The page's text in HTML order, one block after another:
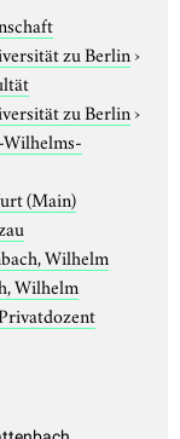
zu Berlin›
zu Berlin›
(Main)
Wilhelm
Wilhelm